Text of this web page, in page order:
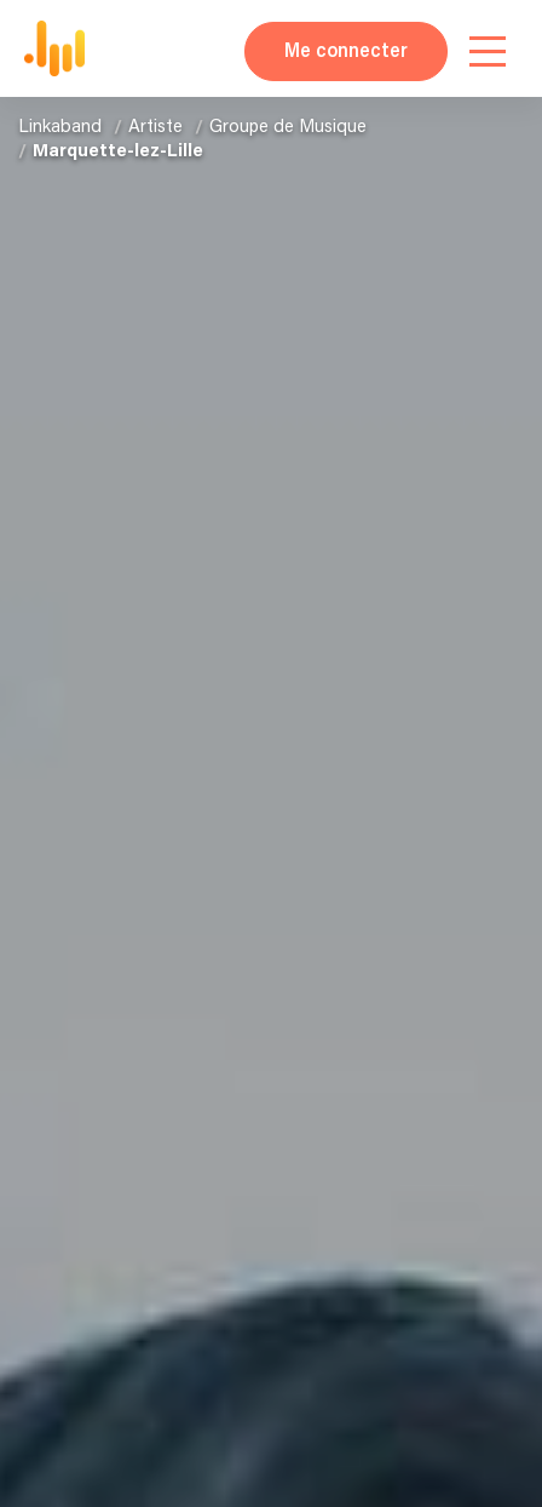
Me connecter
Linkaband Artiste
Groupe de Musique
Marquette-lez-Lille